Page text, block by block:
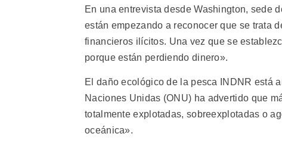
En una entrevista desde Washington, sede
están empezando a reconocer que se trata
financieros ilícitos. Una vez que se
porque están perdiendo dinero».
El daño ecológico de la pesca INDNR está
Naciones Unidas (ONU) ha advertido que
totalmente explotadas, sobreexplotadas o
oceánica».